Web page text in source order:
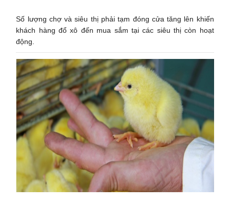
Số lượng chợ và siêu thị phải tạm đóng cửa tăng lên khiến
khách hàng đổ xô đến mua sắm tại các siêu thị còn hoạt
động.